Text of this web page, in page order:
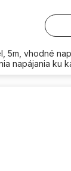
5m, vhodné
napájania ku